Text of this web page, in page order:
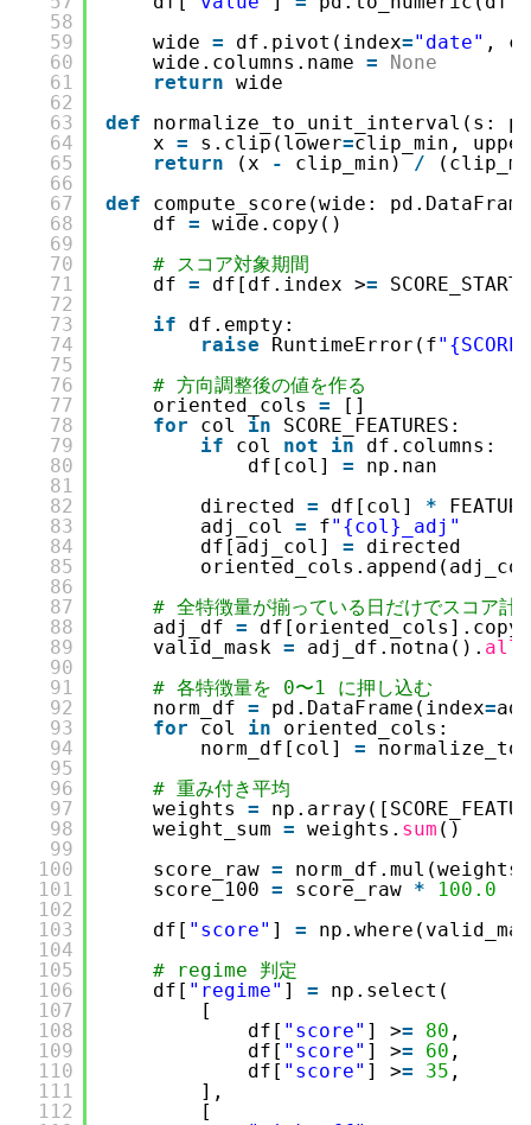
58
59
60
61
62
63
64
65
66
67
68
69
70
71
72
73
74
75
76
77
78
79
80
81
82
83
84
85
86
87
88
89
90
91
92
93
94
95
96
97
98
99
100
101
102
103
104
105
106
107
108
109
110
111
112
wide = df.pivot(index="date" ,
wide.columns.name =
None
return wide
def
normalize_to_unit_interval(s:
x = s.clip(lower=clip_min, upper
return
(x - clip_min) /
def
compute_score(wide:
df = wide.copy()
# スコア対象期間
df = df[df.index >=
if
df.empty:
raise
RuntimeError(f
# 方向調整後の値を作る
oriented_cols =
[]
for
col in
SCORE_FEATURES:
if
col not in
df.columns:
df[col] =
np.nan
directed = df[col] *
adj_col = f"{col}_adj"
df[adj_col] =
directed
# 全特徴量が揃っている日だけでスコア計
adj_df =
valid_mask = adj_df.notna(). all
# 各特徴量を 0〜1 に押し込む
norm_df = pd.DataFrame(index=
for
col in
oriented_cols:
norm_df[col] =
# 重み付き平均
weights =
weight_sum = weights. sum ()
score_raw =
score_100 = score_raw *
100.0
df[ "score" ] =
# regime 判定
df[ "regime" ] =
np.select(
[
df[ "score" ] >= 80 ,
df[ "score" ] >= 60 ,
df[ "score" ] >= 35 ,
],
[